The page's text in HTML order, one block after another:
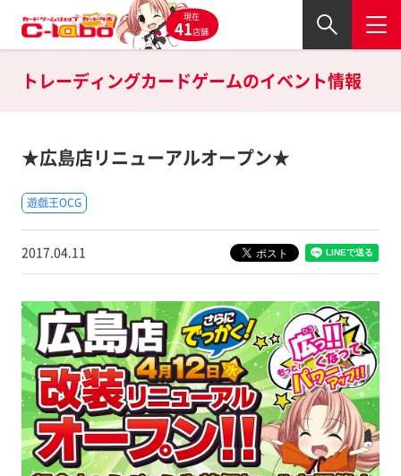
現在
41店舗
トレーディングカードゲームのイベント情報
★広島店リニューアルオープン★
遊戯王OCG
2017.04.11